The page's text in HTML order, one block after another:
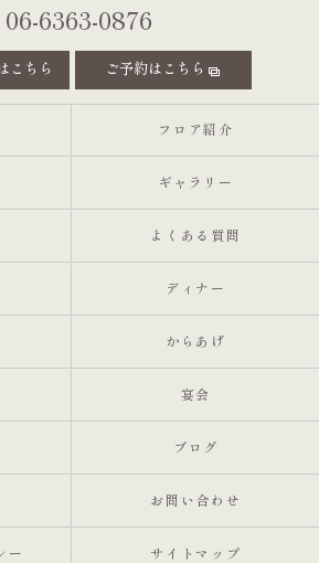
06-6363-0876
こちら ご予約はこちら
フロア紹介
ギャラリー
よくある質問
ディナー
からあげ
宴会
ブログ
お問い合わせ
ー サイトマップ